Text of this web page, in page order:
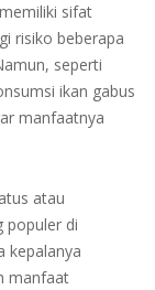
sifat
risiko beberapa
seperti
ikan gabus
manfaatnya
atau
populer di
kepalanya
manfaat